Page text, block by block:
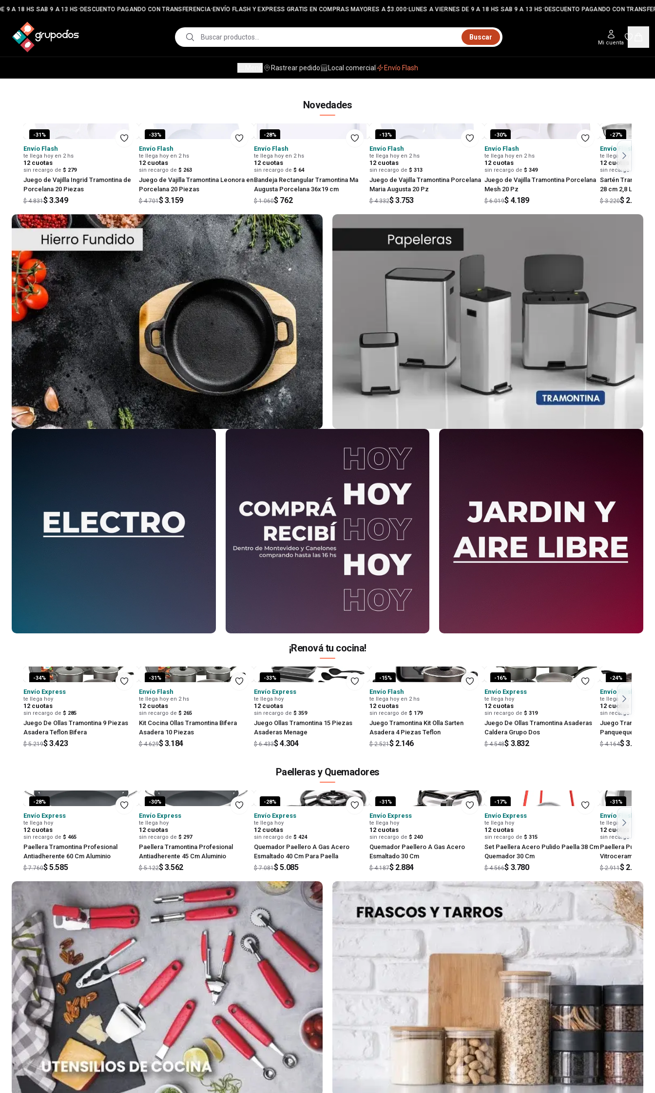
18 HS SAB 9 A 13 HS •DESCUENTO PAGANDO CON TRANSFERENCIA•ENVÍO FLASH Y EXPRESS GRATIS EN COMPRAS MAYORES A $3.000•LUNES A VIERNES DE 9 A 18 HS SAB 9 A 13 HS •DESCUENTO PAGANDO CON
Buscar
Mi cuenta
Rastrear pedido Local comercial Envío Flash
Novedades
-31%
Envío Flash
te llega hoy en 2 hs
12 cuotas
sin recargo de $ 279
Juego de Vajilla Ingrid Tramontina de
Porcelana 20 Piezas
$ 4.831$ 3.349
-33%
Envío Flash
te llega hoy en 2 hs
12cuotas
sin recargo de $ 263
Juego de Vajilla Tramontina Leonora en
Porcelana 20 Piezas
$ 4.701$ 3.159
-28%
Envío Flash
te llega hoy en 2 hs
12 cuotas
sin recargo de $ 64
Bandeja Rectangular Tramontina Ma
Augusta Porcelana 36x19 cm
$ 1.060$ 762
-13%
Envío Flash
te llega hoy en 2 hs
12cuotas
sin recargo de $ 313
Juego de Vajilla Tramontina Porcelana
Maria Augusta 20 Pz
$ 4.332$ 3.753
-30%
Envío Flash
te llega hoy en 2 hs
12 cuotas
sin recargo de $ 349
Juego de Vajilla Tramontina Porcelana
Mesh 20 Pz
$ 6.019$ 4.189
-27%
Envío Flash
te llega hoy en 2 hs
12cuotas
sin recargo de
Sartén
28 cm 2,8 L
Apta Inducción
$ 3.220$ 2.365
¡Renová tu cocina!
-34%
Envío Express
te llega hoy
12 cuotas
sin recargo de $ 285
Juego De Ollas Tramontina 9 Piezas
Asadera Teflon Bifera
$ 5.219$ 3.423
-31%
Envío Flash
te llega hoy en 2 hs
12cuotas
sin recargo de $ 265
Kit Cocina Ollas Tramontina Bifera
Asadera 10 Piezas
$ 4.629$ 3.184
-33%
Envío Express
te llega hoy
12 cuotas
sin recargo de $ 359
Juego Ollas Tramontina 15 Piezas
Asaderas Menage
$ 6.433$ 4.304
-15%
Envío Flash
te llega hoy en 2 hs
12cuotas
sin recargo de $ 179
Juego Tramontina Kit Olla Sarten
Asadera 4 Piezas Teflon
$ 2.521$ 2.146
-16%
Envío Express
te llega hoy
12 cuotas
sin recargo de $ 319
Juego De Ollas Tramontina Asaderas
Caldera Grupo Dos
$ 4.548$ 3.832
-24%
Envío Flash
te llega hoy en 2 hs
12cuotas
sin recargo de
Juego Tramontina
Panquequera 4
$ 4.164$ 3.168
Paelleras y Quemadores
-28%
Envío Express
te llega hoy
12 cuotas
sin recargo de $ 465
Paellera Tramontina Profesional
Antiadherente 60 Cm Aluminio
$ 7.760$ 5.585
-30%
Envío Express
te llega hoy
12cuotas
sin recargo de $ 297
Paellera Tramontina Profesional
Antiadherente 45 Cm Aluminio
$ 5.122$ 3.562
-28%
Envío Express
te llega hoy
12 cuotas
sin recargo de $ 424
Quemador Paellero A Gas Acero
Esmaltado 40 Cm Para Paella
$ 7.081$ 5.085
-31%
Envío Express
te llega hoy
12cuotas
sin recargo de $ 240
Quemador Paellero A Gas Acero
Esmaltado 30 Cm
$ 4.187$ 2.884
-17%
Envío Express
te llega hoy
12 cuotas
sin recargo de $ 315
Set Paellera Acero Pulido Paella 38 Cm
Quemador 30 Cm
$ 4.566$ 3.780
-31%
Envío Flash
te llega hoy en 2 hs
12cuotas
sin recargo de
Paellera Pulida 38
Vitroceramica 8 Ra
$ 2.911$ 2.000